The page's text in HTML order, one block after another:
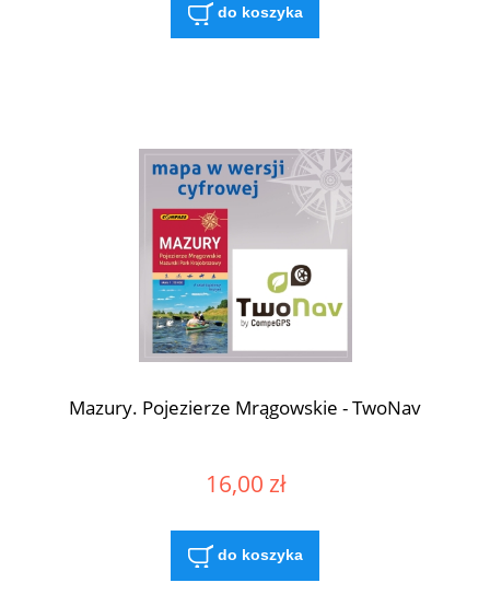
do koszyka
Mazury. Pojezierze Mrągowskie - TwoNav
16,00 zł
do koszyka